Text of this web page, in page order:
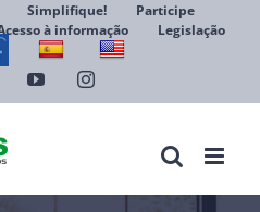
Simplifique!
Participe
à informação
Legislação
YouTubeInstagram